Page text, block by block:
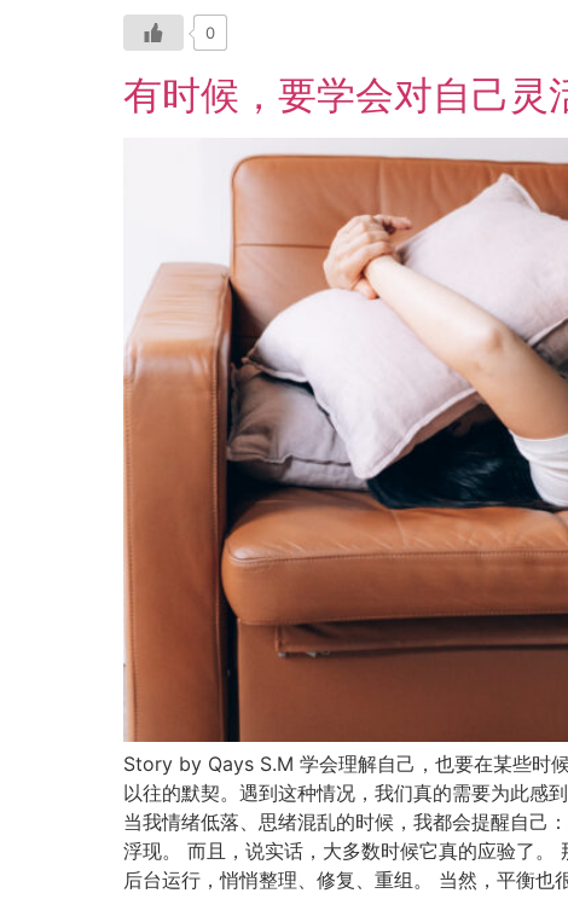
0
有时候，要学会对自己
Story by Qays S.M 学会理解自己，也要在某些时
以往的默契。遇到这种情况，我们真的需要为此感
当我情绪低落、思绪混乱的时候，我都会提醒自己
浮现。 而且，说实话，大多数时候它真的应验了
后台运行，悄悄整理、修复、重组。 当然，平衡